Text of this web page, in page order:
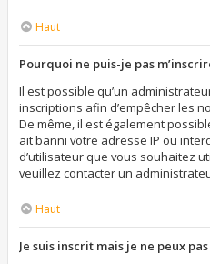
Haut
Pourquoi ne puis-je pas
Il est possible qu’un
inscriptions afin d’empêcher les
De même, il est également
ait banni votre adresse IP ou
d’utilisateur que vous souhaitez
veuillez contacter un
Haut
Je suis inscrit mais je ne peux